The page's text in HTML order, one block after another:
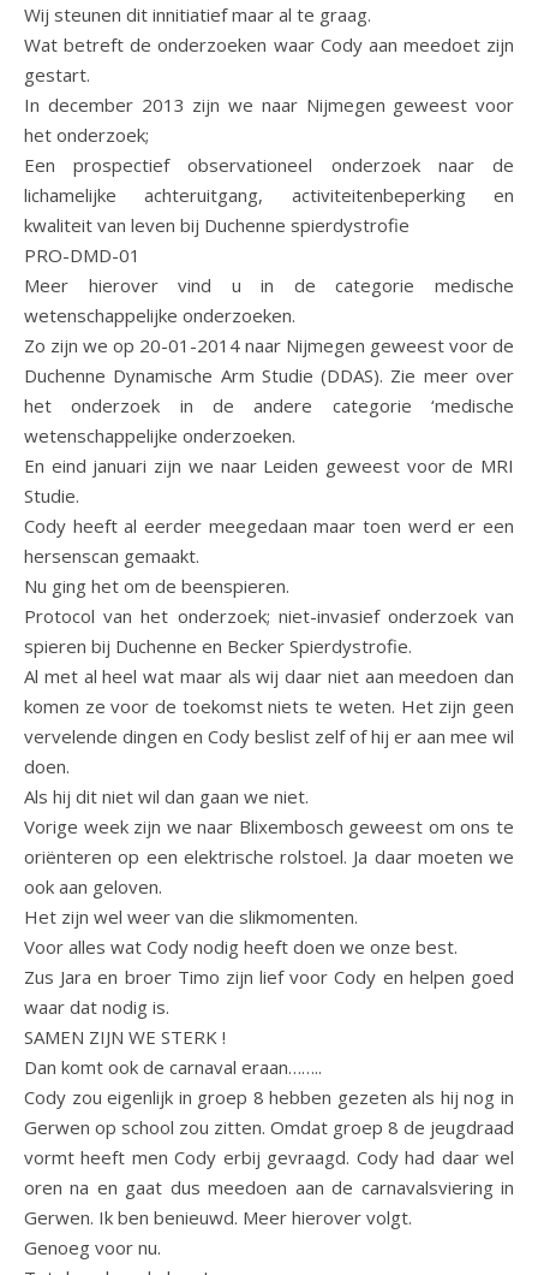
Wij steunen dit innitiatief maar al te graag.
Wat betreft de onderzoeken waar Cody aan meedoet zijn
gestart.
In december 2013 zijn we naar Nijmegen geweest voor
het onderzoek;
Een prospectief observationeel onderzoek naar de
lichamelijke achteruitgang, activiteitenbeperking en
kwaliteit van leven bij Duchenne spierdystrofie
PRO-DMD-01
Meer hierover vind u in de categorie medische
wetenschappelijke onderzoeken.
Zo zijn we op 20-01-2014 naar Nijmegen geweest voor de
Duchenne Dynamische Arm Studie (DDAS). Zie meer over
het onderzoek in de andere categorie ‘medische
wetenschappelijke onderzoeken.
En eind januari zijn we naar Leiden geweest voor de MRI
Studie.
Cody heeft al eerder meegedaan maar toen werd er een
hersenscan gemaakt.
Nu ging het om de beenspieren.
Protocol van het onderzoek; niet-invasief onderzoek van
spieren bij Duchenne en Becker Spierdystrofie.
Al met al heel wat maar als wij daar niet aan meedoen dan
komen ze voor de toekomst niets te weten. Het zijn geen
vervelende dingen en Cody beslist zelf of hij er aan mee wil
doen.
Als hij dit niet wil dan gaan we niet.
Vorige week zijn we naar Blixembosch geweest om ons te
oriënteren op een elektrische rolstoel. Ja daar moeten we
ook aan geloven.
Het zijn wel weer van die slikmomenten.
Voor alles wat Cody nodig heeft doen we onze best.
Zus Jara en broer Timo zijn lief voor Cody en helpen goed
waar dat nodig is.
SAMEN ZIJN WE STERK !
Dan komt ook de carnaval eraan……..
Cody zou eigenlijk in groep 8 hebben gezeten als hij nog in
Gerwen op school zou zitten. Omdat groep 8 de jeugdraad
vormt heeft men Cody erbij gevraagd. Cody had daar wel
oren na en gaat dus meedoen aan de carnavalsviering in
Gerwen. Ik ben benieuwd. Meer hierover volgt.
Genoeg voor nu.